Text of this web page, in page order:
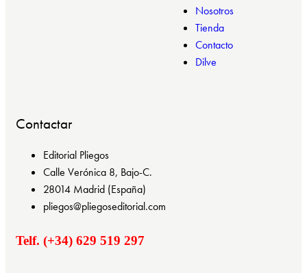
Nosotros
Tienda
Contacto
Dilve
Contactar
Editorial Pliegos
Calle Verónica 8, Bajo-C.
28014 Madrid (España)
pliegos@pliegoseditorial.com
Telf. (+34) 629 519 297